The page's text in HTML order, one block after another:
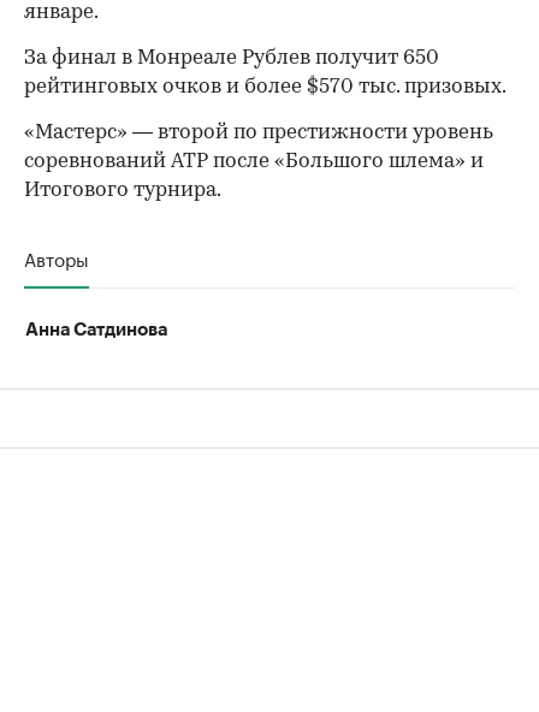
январе.
За финал в Монреале Рублев получит 650
рейтинговых очков и более $570 тыс. призовых.
«Мастерс» — второй по престижности уровень
соревнований ATP после «Большого шлема» и
Итогового турнира.
Авторы
Анна Сатдинова